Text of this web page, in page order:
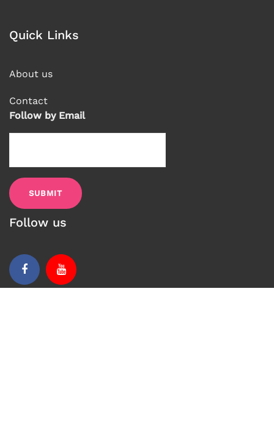
Quick Links
About us
Contact
Follow by Email
Follow us
FacebookYoutube